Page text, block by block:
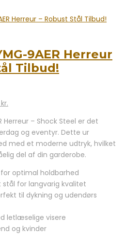
9AER Herreur
Tilbud!
kr.
pris
er:
2.395,00 kr..
Herreur – Shock Steel er det
og eventyr. Dette ur
med et moderne udtryk, hvilket
del af din garderobe.
optimal holdbarhed
for langvarig kvalitet
til dykning og udendørs
letlæselige visere
og kvinder